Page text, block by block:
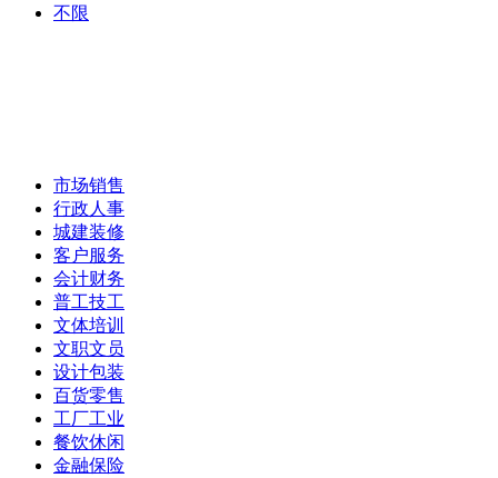
不限
市场销售
行政人事
城建装修
客户服务
会计财务
普工技工
文体培训
文职文员
设计包装
百货零售
工厂工业
餐饮休闲
金融保险